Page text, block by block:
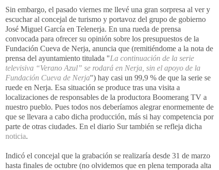
Sin embargo, el pasado viernes me llevé una gran sorpresa al ver y
escuchar al concejal de turismo y portavoz del grupo de gobierno
José Miguel García en Telenerja. En una rueda de prensa
convocada para ofrecer su opinión sobre los presupuestos de la
Fundación Cueva de Nerja, anuncia que (remitiéndome a la nota de
prensa del ayuntamiento titulada "La continuación de la serie
televisiva “Verano Azul” se rodará en Nerja , sin el apoyo de la
Fundación Cueva de Nerja") hay casi un 99,9 % de que la serie se
ruede en Nerja. Esa situación se produce tras una visita a
localizaciones de responsables de la productora Boomerang TV a
nuestro pueblo. Pues todos nos deberíamos alegrar enormemente de
que se llevara a cabo dicha producción, más si hay competencia por
parte de otras ciudades. En el diario Sur también se refleja dicha
noticia.
Indicó el concejal que la grabación se realizaría desde 31 de marzo
hasta finales de octubre (no olvidemos que en plena temporada alta